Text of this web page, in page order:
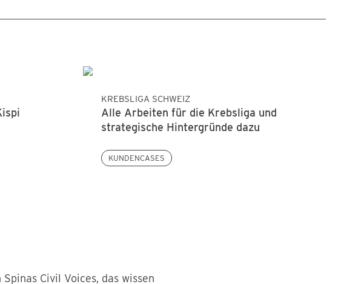
KREBSLIGA SCHWEIZ
Alle Arbeiten für die Krebsliga und
strategische Hintergründe dazu
KUNDENCASES
Civil Voices, das wissen